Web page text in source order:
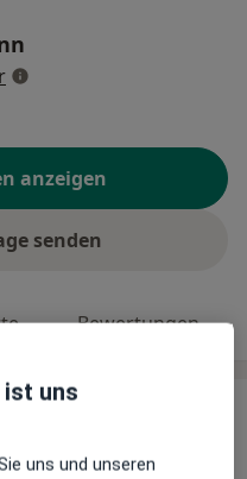
über Spezialisierungen
anzeigen
senden
Bewertungen
und Kosten
ist uns
uns und unseren